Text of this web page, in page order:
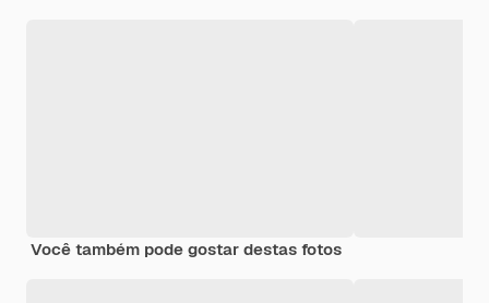
Você também pode gostar destas fotos